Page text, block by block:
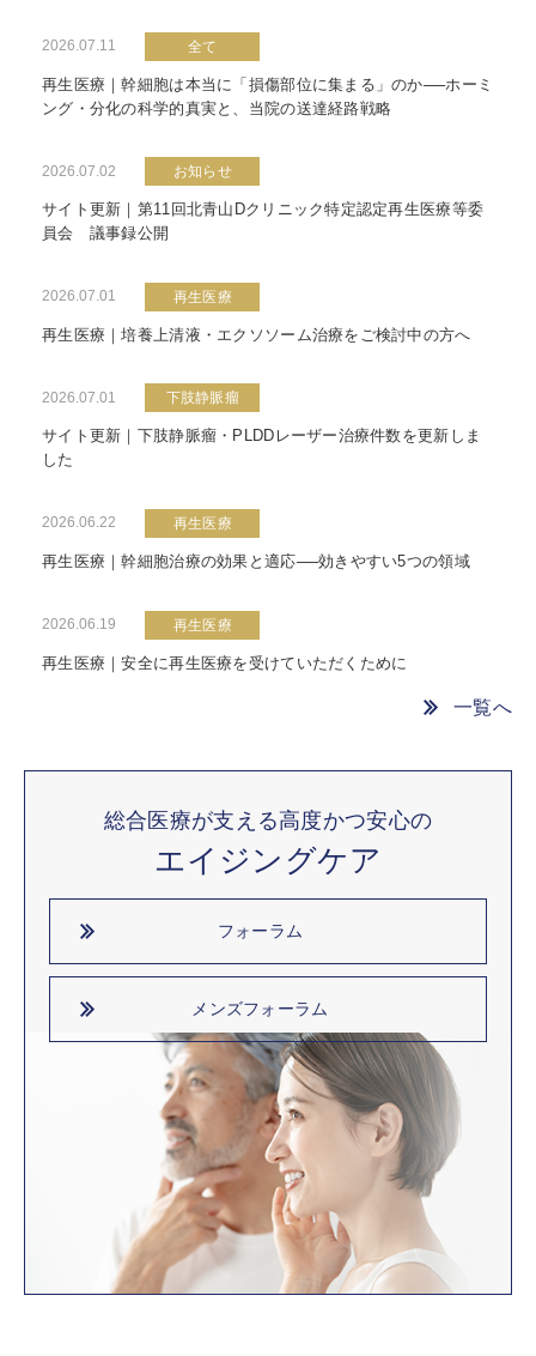
2026.07.11 全て
再生医療｜幹細胞は本当に「損傷部位に集まる」のか──ホーミ
ング・分化の科学的真実と、当院の送達経路戦略
2026.07.02 お知らせ
サイト更新｜第11回北青山Dクリニック特定認定再生医療等委
員会 議事録公開
2026.07.01 再生医療
再生医療｜培養上清液・エクソソーム治療をご検討中の方へ
2026.07.01 下肢静脈瘤
サイト更新｜下肢静脈瘤・PLDDレーザー治療件数を更新しま
した
2026.06.22 再生医療
再生医療｜幹細胞治療の効果と適応──効きやすい5つの領域
2026.06.19 再生医療
再生医療｜安全に再生医療を受けていただくために
一覧へ
総合医療が支える高度かつ安心の
エイジングケア
フォーラム
メンズフォーラム